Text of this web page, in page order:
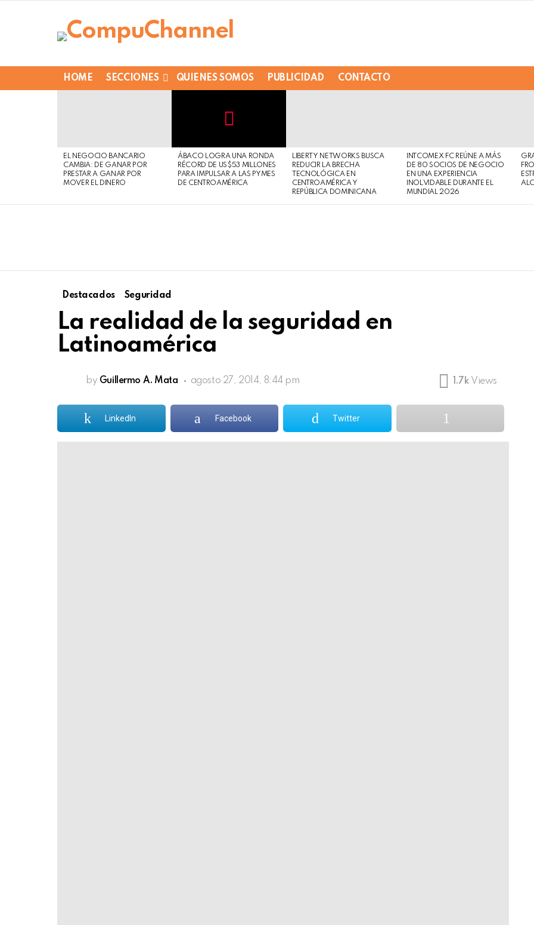
HOME SECCIONES QUIENES SOMOS PUBLICIDAD CONTACTO
EL NEGOCIO BANCARIO
CAMBIA: DE GANAR POR
PRESTAR A GANAR POR
MOVER EL DINERO
Safe
For
Work
view
this
post
ÁBACO LOGRA UNA RONDA
RÉCORD DE US$53 MILLONES
PARA IMPULSAR A LAS PYMES
DE CENTROAMÉRICA
LIBERTY NETWORKS BUSCA
REDUCIR LA BRECHA
TECNOLÓGICA EN
CENTROAMÉRICA Y
REPÚBLICA DOMINICANA
INTCOMEX FC REÚNE A MÁS
DE 80 SOCIOS DE NEGOCIO
EN UNA EXPERIENCIA
INOLVIDABLE DURANTE EL
MUNDIAL 2026
Destacados Seguridad
La realidad de la seguridad en
Latinoamérica
by Guillermo A. Mata agosto 27, 2014, 8:44 pm 1.7k Views
LinkedIn Facebook Twitter